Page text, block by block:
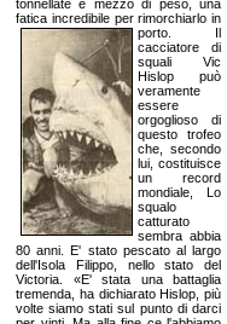
tonnellate e mezzo di peso, una
fatica incredibile per rimorchiarlo in
porto. Il
cacciatore di
squali Vic
Hislop può
veramente
essere
orgoglioso di
questo trofeo
che, secondo
lui, costituisce
un record
mondiale, Lo
squalo
catturato
sembra abbia
80 anni. E' stato pescato al largo
dell'Isola Filippo, nello stato del
Victoria. «E' stata una battaglia
tremenda, ha dichiarato Hislop, più
volte siamo stati sul punto di darci